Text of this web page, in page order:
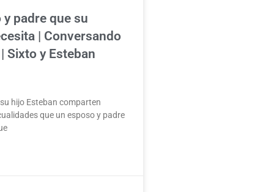
y padre que su
| Conversando
Sixto y Esteban
hijo Esteban comparten
que un esposo y padre